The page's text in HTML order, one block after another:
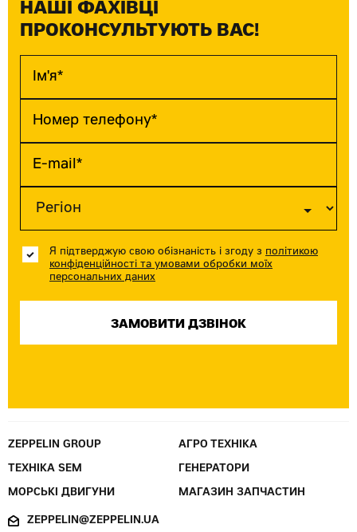
НАШІ ФАХІВЦІ
ПРОКОНСУЛЬТУЮТЬ ВАС!
Я підтверджую свою обізнаність і згоду з політикою
конфіденційності та умовами обробки моїх
персональних даних
ZEPPELIN GROUP АГРО ТЕХНІКА
ТЕХНІКА SEM ГЕНЕРАТОРИ
МОРСЬКІ ДВИГУНИ МАГАЗИН ЗАПЧАСТИН
ZEPPELIN@ZEPPELIN.UA